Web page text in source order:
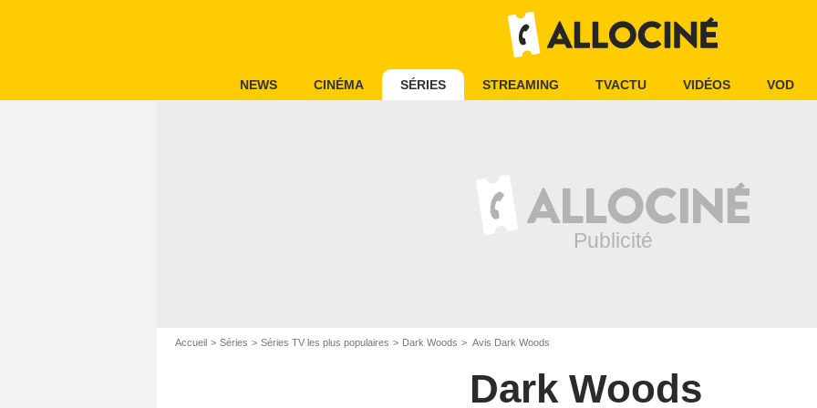
NEWS CINÉMA SÉRIES STREAMING TVACTU VIDÉOS VOD
Accueil Séries Séries TV les plus populaires Dark Woods Avis Dark Woods
Dark Woods